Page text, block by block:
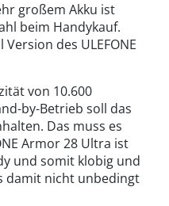
großem Akku ist
beim Handykauf.
des ULEFONE
von 10.600
by-Betrieb soll das
Das muss es
Armor 28 Ultra ist
und somit klobig und
damit nicht unbedingt